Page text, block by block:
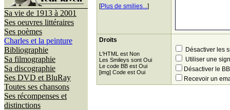
Sa vie de 1913 à 2001
Ses oeuvres littéraires
Ses poèmes
Charles et la peinture
Bibliographie
Sa filmographie
Sa discographie
Ses DVD et BluRay
Toutes ses chansons
Ses récompenses et
distinctions
[Plus de smilies...]
Droits
L'HTML est Non
Les Smileys sont Oui
Le code BB est Oui
[img] Code est Oui
Désactiver les
Utiliser une
Désactiver le
Recevoir un